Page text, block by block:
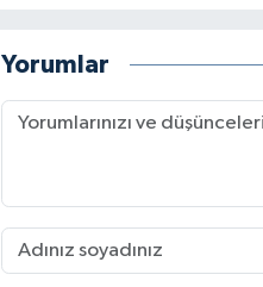
Yorumlar